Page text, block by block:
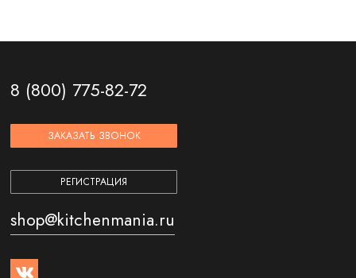
8 (800) 775-82-72
ЗАКАЗАТЬ ЗВОНОК
РЕГИСТРАЦИЯ
shop@kitchenmania.ru